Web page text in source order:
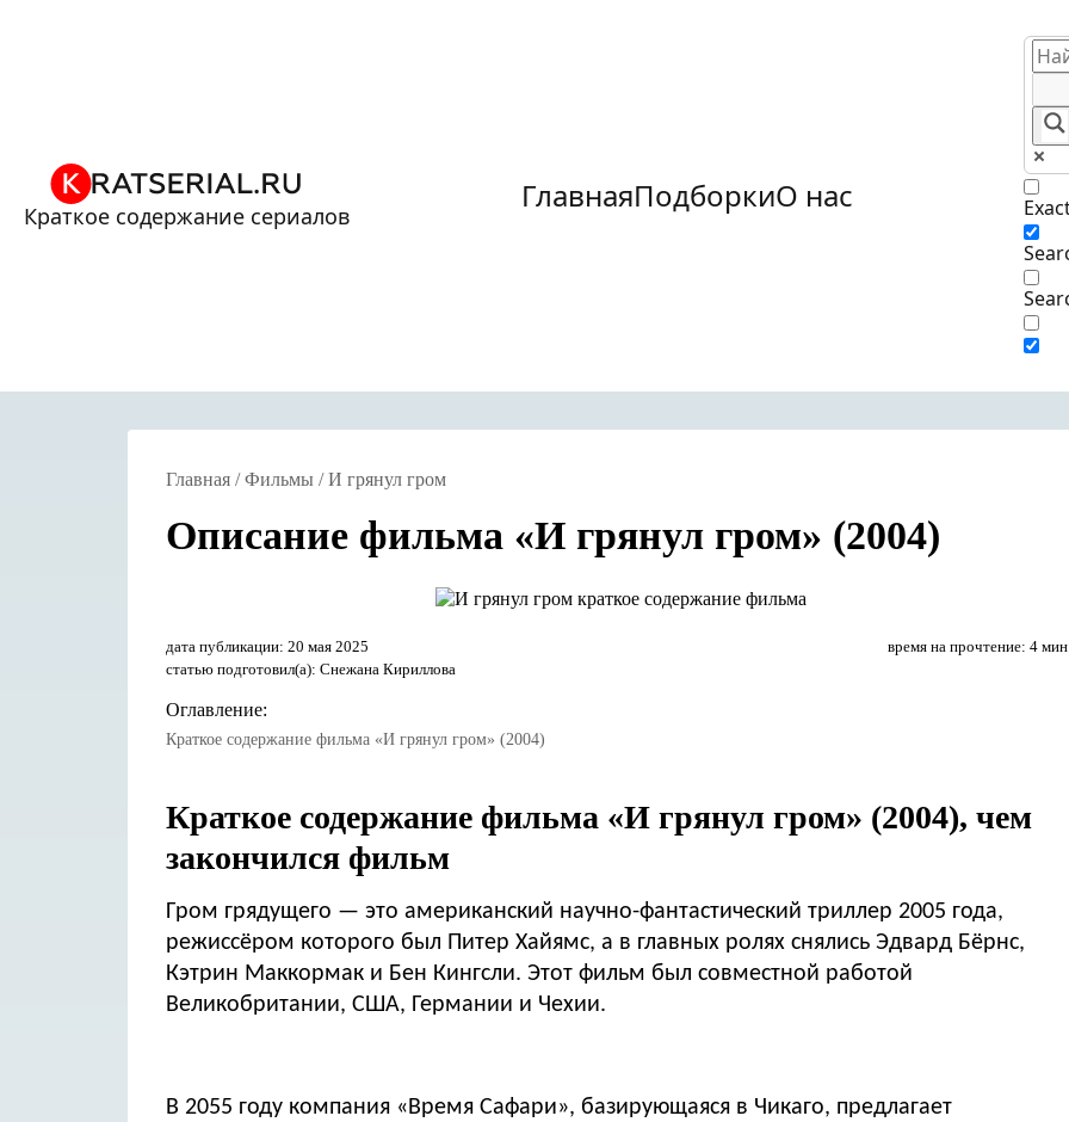
Краткое содержание сериалов
ГлавнаяПодборкиО нас
Главная /Фильмы /И грянул гром
Описание фильма «И грянул гром» (2004)
дата публикации: 20 мая 2025
время на прочтение: 4
статью подготовил(а): Снежана Кириллова
Оглавление:
Краткое содержание фильма «И грянул гром» (2004)
Краткое содержание фильма «И грянул гром» (2004), чем
закончился фильм
Гром грядущего — это американский научно-фантастический триллер 2005 года,
режиссёром которого был Питер Хайямс, а в главных ролях снялись Эдвард Бёрнс,
Кэтрин Маккормак и Бен Кингсли. Этот фильм был совместной работой
Великобритании, США, Германии и Чехии.
В 2055 году компания «Время Сафари», базирующаяся в Чикаго, предлагает